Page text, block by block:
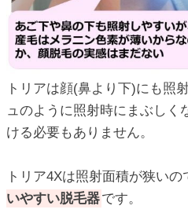
トリアは顔(鼻より下)にも照
ュのように照射時にまぶしく
ける必要もありません。
トリア4Xは照射面積が狭いの
いやすい脱毛器です。